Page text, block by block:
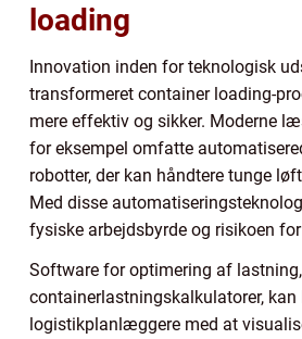
loading
Innovation inden for teknologisk
transformeret container loading-
mere effektiv og sikker. Moderne
for eksempel omfatte
robotter, der kan håndtere tunge
Med disse
fysiske arbejdsbyrde og risikoen
Software for optimering af
containerlastningskalkulatorer,
logistikplanlæggere med at